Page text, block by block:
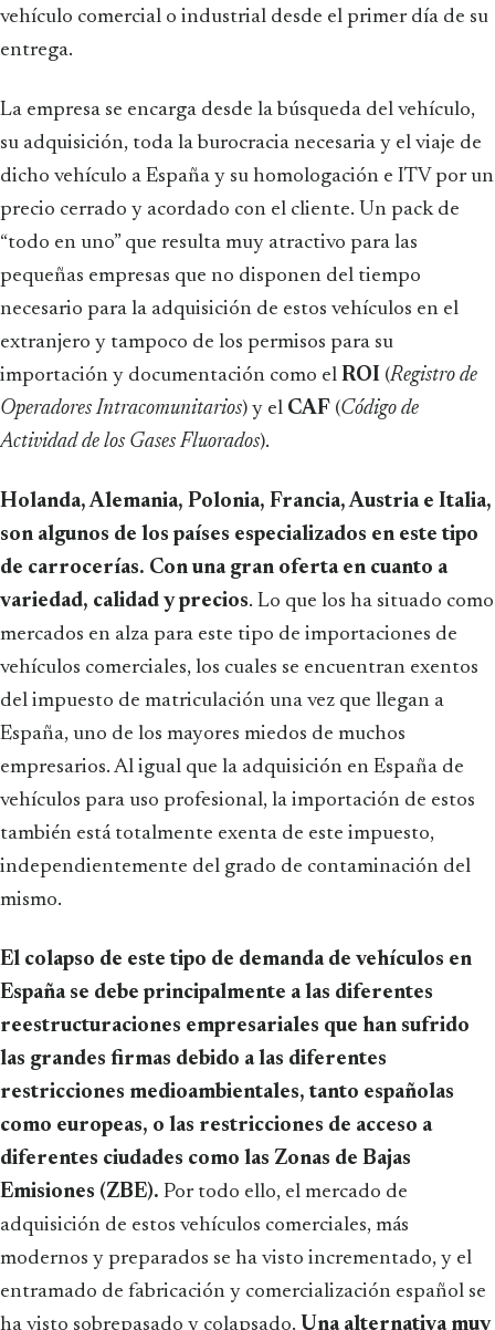
vehículo comercial o industrial desde el primer día de su
entrega.
La empresa se encarga desde la búsqueda del vehículo,
su adquisición, toda la burocracia necesaria y el viaje de
dicho vehículo a España y su homologación e ITV por un
precio cerrado y acordado con el cliente. Un pack de
“todo en uno” que resulta muy atractivo para las
pequeñas empresas que no disponen del tiempo
necesario para la adquisición de estos vehículos en el
extranjero y tampoco de los permisos para su
importación y documentación como el ROI (Registro de
Operadores Intracomunitarios) y el CAF (Código de
Actividad de los Gases Fluorados).
Holanda, Alemania, Polonia, Francia, Austria e Italia,
son algunos de los países especializados en este tipo
de carrocerías. Con una gran oferta en cuanto a
variedad, calidad y precios. Lo que los ha situado como
mercados en alza para este tipo de importaciones de
vehículos comerciales, los cuales se encuentran exentos
del impuesto de matriculación una vez que llegan a
España, uno de los mayores miedos de muchos
empresarios. Al igual que la adquisición en España de
vehículos para uso profesional, la importación de estos
también está totalmente exenta de este impuesto,
independientemente del grado de contaminación del
mismo.
El colapso de este tipo de demanda de vehículos en
España se debe principalmente a las diferentes
reestructuraciones empresariales que han sufrido
las grandes firmas debido a las diferentes
restricciones medioambientales, tanto españolas
como europeas, o las restricciones de acceso a
diferentes ciudades como las Zonas de Bajas
Emisiones (ZBE). Por todo ello, el mercado de
adquisición de estos vehículos comerciales, más
modernos y preparados se ha visto incrementado, y el
entramado de fabricación y comercialización español se
ha visto sobrepasado y colapsado. Una alternativa muy